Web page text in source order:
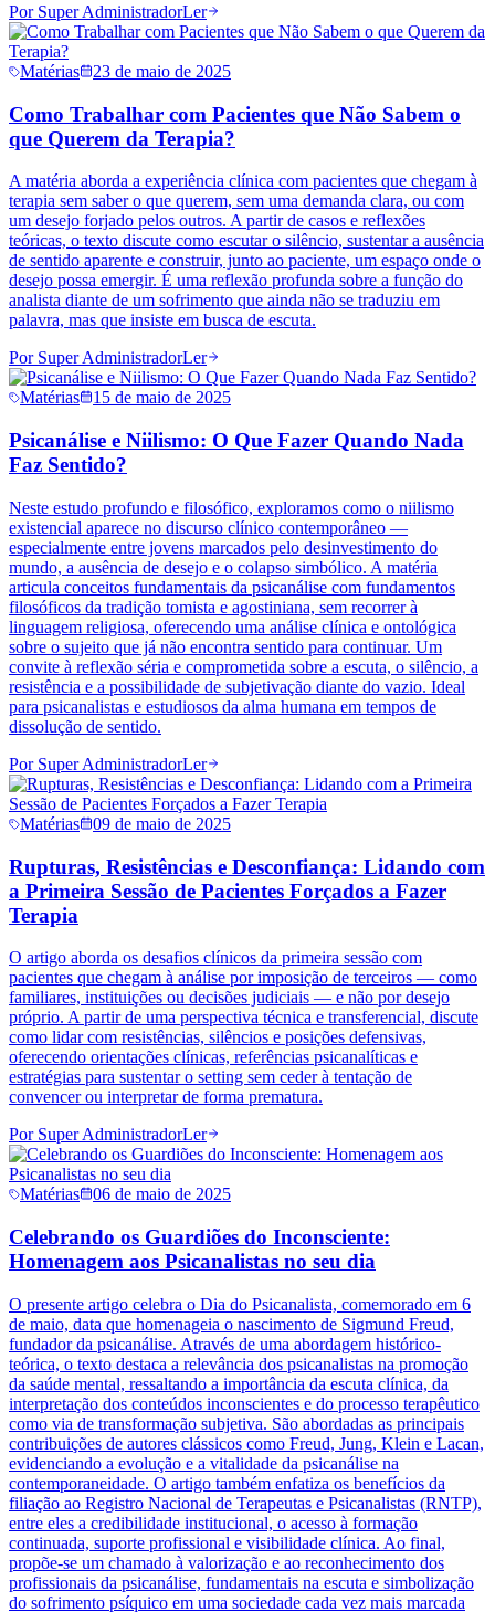
Por Super AdministradorLer
Matérias 23 de maio de 2025
Como Trabalhar com Pacientes que Não Sabem o
que Querem da Terapia?
A matéria aborda a experiência clínica com pacientes que chegam à
terapia sem saber o que querem, sem uma demanda clara, ou com
um desejo forjado pelos outros. A partir de casos e reflexões
teóricas, o texto discute como escutar o silêncio, sustentar a ausência
de sentido aparente e construir, junto ao paciente, um espaço onde o
desejo possa emergir. É uma reflexão profunda sobre a função do
analista diante de um sofrimento que ainda não se traduziu em
palavra, mas que insiste em busca de escuta.
Por Super AdministradorLer
Matérias 15 de maio de 2025
Psicanálise e Niilismo: O Que Fazer Quando Nada
Faz Sentido?
Neste estudo profundo e filosófico, exploramos como o niilismo
existencial aparece no discurso clínico contemporâneo —
especialmente entre jovens marcados pelo desinvestimento do
mundo, a ausência de desejo e o colapso simbólico. A matéria
articula conceitos fundamentais da psicanálise com fundamentos
filosóficos da tradição tomista e agostiniana, sem recorrer à
linguagem religiosa, oferecendo uma análise clínica e ontológica
sobre o sujeito que já não encontra sentido para continuar. Um
convite à reflexão séria e comprometida sobre a escuta, o silêncio, a
resistência e a possibilidade de subjetivação diante do vazio. Ideal
para psicanalistas e estudiosos da alma humana em tempos de
dissolução de sentido.
Por Super AdministradorLer
Matérias 09 de maio de 2025
Rupturas, Resistências e Desconfiança: Lidando com
a Primeira Sessão de Pacientes Forçados a Fazer
Terapia
O artigo aborda os desafios clínicos da primeira sessão com
pacientes que chegam à análise por imposição de terceiros — como
familiares, instituições ou decisões judiciais — e não por desejo
próprio. A partir de uma perspectiva técnica e transferencial, discute
como lidar com resistências, silêncios e posições defensivas,
oferecendo orientações clínicas, referências psicanalíticas e
estratégias para sustentar o setting sem ceder à tentação de
convencer ou interpretar de forma prematura.
Por Super AdministradorLer
Matérias 06 de maio de 2025
Celebrando os Guardiões do Inconsciente:
Homenagem aos Psicanalistas no seu dia
O presente artigo celebra o Dia do Psicanalista, comemorado em 6
de maio, data que homenageia o nascimento de Sigmund Freud,
fundador da psicanálise. Através de uma abordagem histórico-
teórica, o texto destaca a relevância dos psicanalistas na promoção
da saúde mental, ressaltando a importância da escuta clínica, da
interpretação dos conteúdos inconscientes e do processo terapêutico
como via de transformação subjetiva. São abordadas as principais
contribuições de autores clássicos como Freud, Jung, Klein e Lacan,
evidenciando a evolução e a vitalidade da psicanálise na
contemporaneidade. O artigo também enfatiza os benefícios da
filiação ao Registro Nacional de Terapeutas e Psicanalistas (RNTP),
entre eles a credibilidade institucional, o acesso à formação
continuada, suporte profissional e visibilidade clínica. Ao final,
propõe-se um chamado à valorização e ao reconhecimento dos
profissionais da psicanálise, fundamentais na escuta e simbolização
do sofrimento psíquico em uma sociedade cada vez mais marcada